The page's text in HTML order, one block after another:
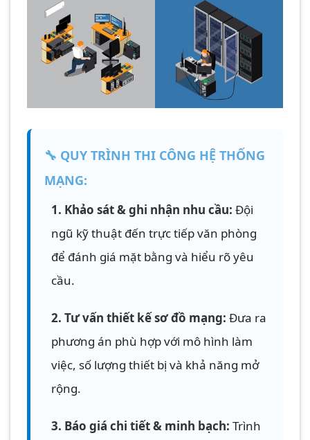
🔧 QUY TRÌNH THI CÔNG HỆ THỐNG
MẠNG:
1. Khảo sát & ghi nhận nhu cầu: Đội
ngũ kỹ thuật đến trực tiếp văn phòng
để đánh giá mặt bằng và hiểu rõ yêu
cầu.
2. Tư vấn thiết kế sơ đồ mạng: Đưa ra
phương án phù hợp với mô hình làm
việc, số lượng thiết bị và khả năng mở
rộng.
3. Báo giá chi tiết & minh bạch: Trình